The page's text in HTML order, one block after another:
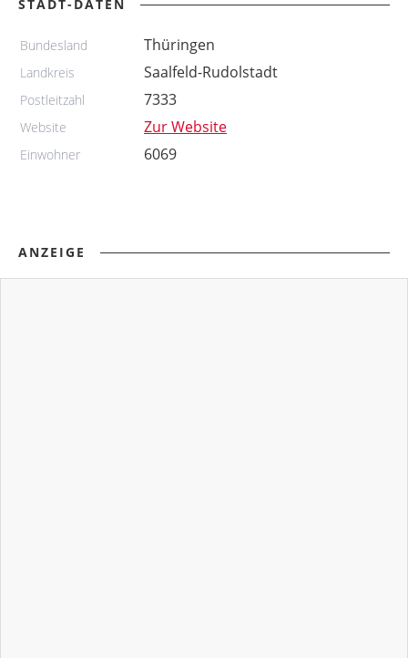
STADT-DATEN
Bundesland Thüringen
Landkreis Saalfeld-Rudolstadt
Postleitzahl 7333
Website Zur Website
Einwohner 6069
ANZEIGE